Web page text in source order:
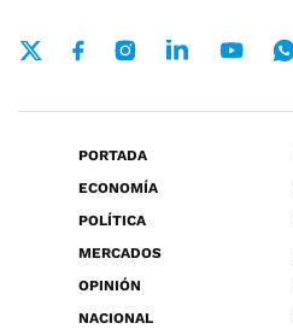
PORTADA
ECONOMÍA
POLÍTICA
MERCADOS
OPINIÓN
NACIONAL